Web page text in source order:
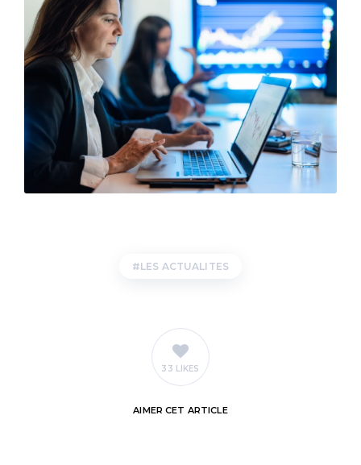
LES ACTUALITES
33 LIKES
AIMER CET ARTICLE